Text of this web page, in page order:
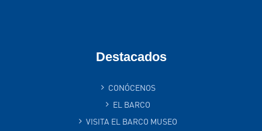
Destacados
CONÓCENOS
EL BARCO
VISITA EL BARCO MUSEO